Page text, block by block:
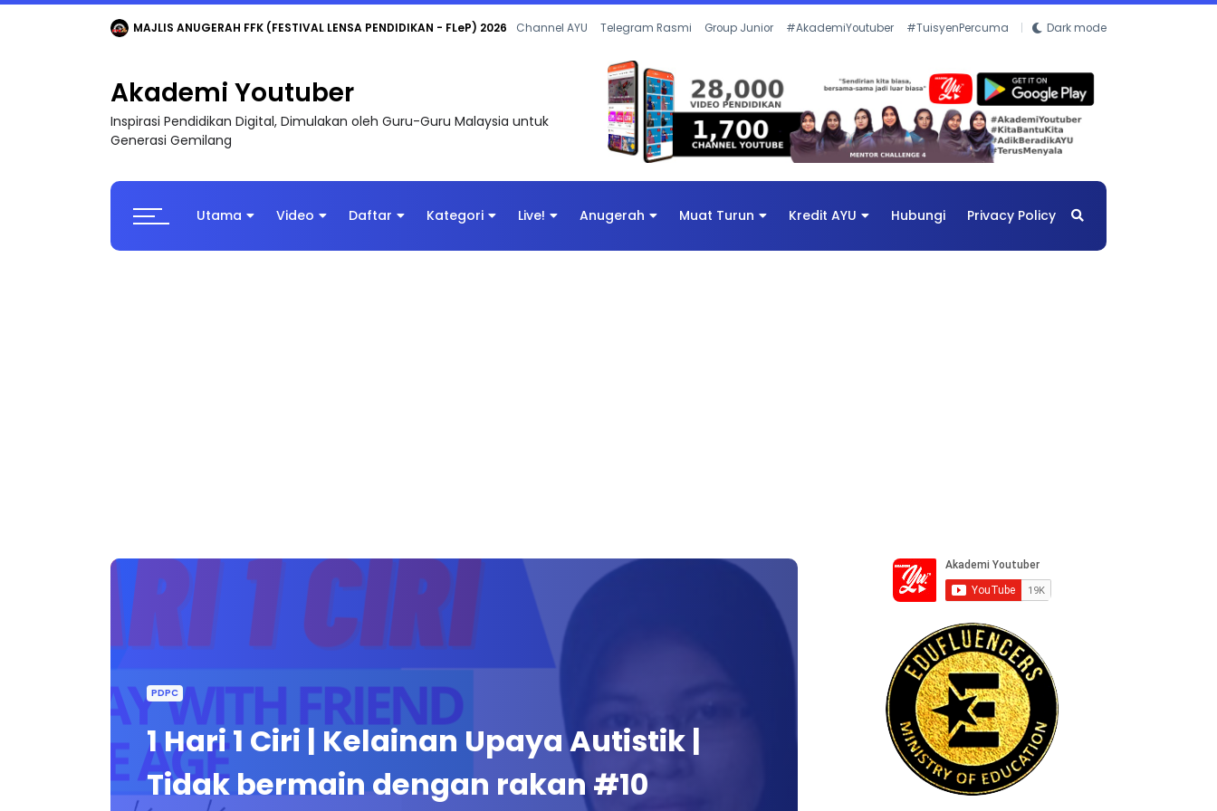
MAJLIS ANUGERAH FFK (FESTIVAL LENSA PENDIDIKAN - FLeP) 2026 Channel AYU Telegram Rasmi Group Junior #AkademiYoutuber #TuisyenPercuma Dark mode
Akademi Youtuber
Inspirasi Pendidikan Digital, Dimulakan oleh Guru-Guru Malaysia untuk
Generasi Gemilang
Utama Video Daftar Kategori Live! Anugerah Muat Turun Kredit AYU Hubungi Privacy Policy
PDPC
1 Hari 1 Ciri | Kelainan Upaya Autistik |
Tidak bermain dengan rakan #10